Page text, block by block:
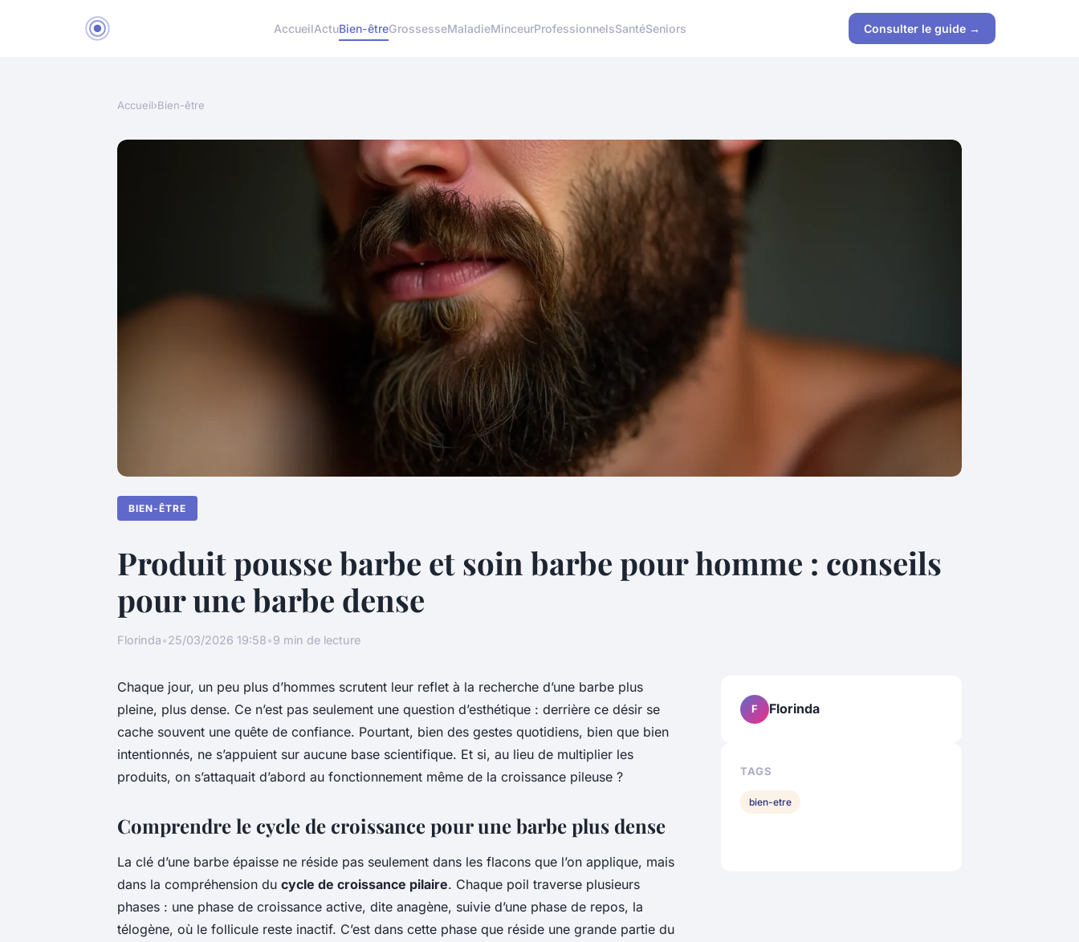
AccueilActuBien-êtreGrossesseMaladieMinceurProfessionnelsSantéSeniors Consulter le guide →
Accueil›Bien-être
BIEN-ÊTRE
Produit pousse barbe et soin barbe pour homme : conseils
pour une barbe dense
Florinda•25/03/2026 19:58•9 min de lecture
Chaque jour, un peu plus d’hommes scrutent leur reflet à la recherche d’une barbe plus
pleine, plus dense. Ce n’est pas seulement une question d’esthétique : derrière ce désir se
cache souvent une quête de confiance. Pourtant, bien des gestes quotidiens, bien que bien
intentionnés, ne s’appuient sur aucune base scientifique. Et si, au lieu de multiplier les
produits, on s’attaquait d’abord au fonctionnement même de la croissance pileuse ?
Comprendre le cycle de croissance pour une barbe plus dense
La clé d’une barbe épaisse ne réside pas seulement dans les flacons que l’on applique, mais
dans la compréhension du cycle de croissance pilaire. Chaque poil traverse plusieurs
phases : une phase de croissance active, dite anagène, suivie d’une phase de repos, la
télogène, où le follicule reste inactif. C’est dans cette phase que réside une grande partie du
F Florinda
TAGS
bien-etre